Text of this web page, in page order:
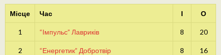
Місце Час І О
1 “Імпульс” Лавриків 8 20
2 “Енергетик” Добротвір 8 16